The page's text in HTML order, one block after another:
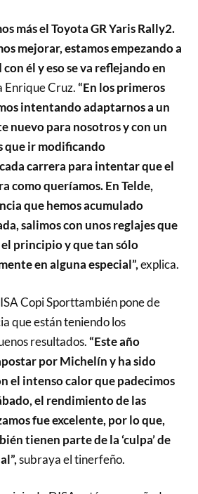
más el Toyota GR Yaris Rally2.
mejorar, estamos empezando a
él y eso se va reflejando en
Enrique Cruz.“En los primeros
intentando adaptarnos a un
nuevo para nosotros y con un
que ir modificando
carrera para intentar que el
como queríamos. En Telde,
que hemos acumulado
salimos con unos reglajes que
principio y que tan sólo
en alguna especial”,explica.
Copi Sporttambién pone de
que están teniendo los
resultados.“Este año
por Michelín y ha sido
el intenso calor que padecimos
el rendimiento de las
fue excelente, por lo que,
tienen parte de la ‘culpa’ de
subraya el tinerfeño.